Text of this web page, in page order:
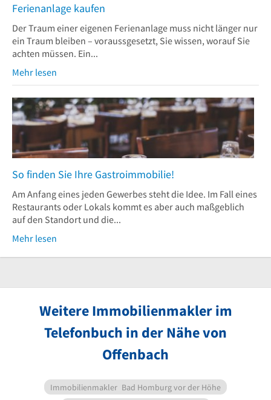
Ferienanlage kaufen
Der Traum einer eigenen Ferienanlage muss nicht länger nur
ein Traum bleiben – voraussgesetzt, Sie wissen, worauf Sie
achten müssen. Ein...
Mehr lesen
So finden Sie Ihre Gastroimmobilie!
Am Anfang eines jeden Gewerbes steht die Idee. Im Fall eines
Restaurants oder Lokals kommt es aber auch maßgeblich
auf den Standort und die...
Mehr lesen
Weitere Immobilienmakler im
Telefonbuch in der Nähe von
Offenbach
Immobilienmakler Bad Homburg vor der Höhe